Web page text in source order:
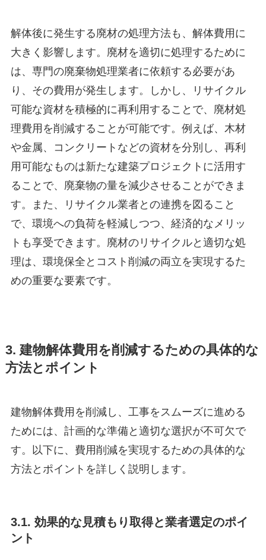
解体後に発生する廃材の処理方法も、解体費用に
大きく影響します。廃材を適切に処理するために
は、専門の廃棄物処理業者に依頼する必要があ
り、その費用が発生します。しかし、リサイクル
可能な資材を積極的に再利用することで、廃材処
理費用を削減することが可能です。例えば、木材
や金属、コンクリートなどの資材を分別し、再利
用可能なものは新たな建築プロジェクトに活用す
ることで、廃棄物の量を減少させることができま
す。また、リサイクル業者との連携を図ること
で、環境への負荷を軽減しつつ、経済的なメリッ
トも享受できます。廃材のリサイクルと適切な処
理は、環境保全とコスト削減の両立を実現するた
めの重要な要素です。
3. 建物解体費用を削減するための具体的な
方法とポイント
建物解体費用を削減し、工事をスムーズに進める
ためには、計画的な準備と適切な選択が不可欠で
す。以下に、費用削減を実現するための具体的な
方法とポイントを詳しく説明します。
3.1. 効果的な見積もり取得と業者選定のポイ
ント